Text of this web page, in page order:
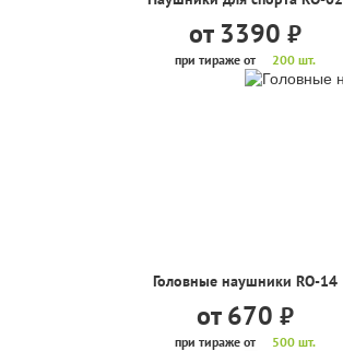
от 3390 руб.
при тираже от 200 шт.
Головные наушники RO-14
от 670 руб.
при тираже от 500 шт.